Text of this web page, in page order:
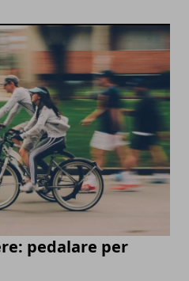
pedalare per